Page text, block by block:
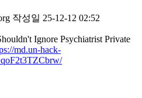
작성일 25-12-12 02:52
Ignore Psychiatrist Private
md.un-hack-